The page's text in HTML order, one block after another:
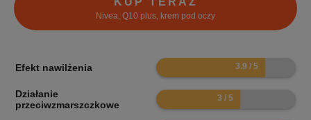
Nivea, Q10 plus, krem pod oczy
Efekt nawilżenia 7.8
Działanie
przeciwzmarszczkowe
6